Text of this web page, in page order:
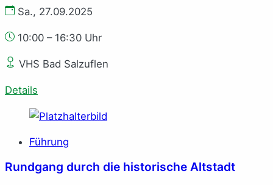
Sa., 27.09.2025
10:00 – 16:30 Uhr
VHS Bad Salzuflen
Details
Führung
Rundgang durch die historische Altstadt